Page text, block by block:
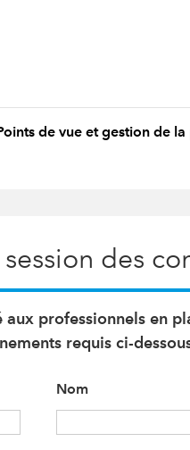
de vue et gestion de
des
aux professionnels en
requis ci-
Nom